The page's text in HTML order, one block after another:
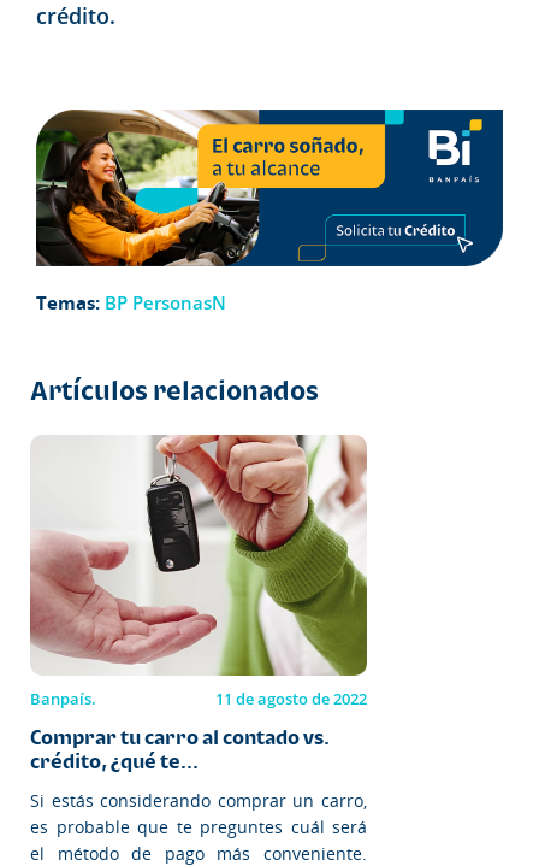
crédito.
Temas: BP PersonasN
Artículos relacionados
Banpaís. 11 de agosto de 2022
Comprar tu carro al contado vs.
crédito, ¿qué te...
Si estás considerando comprar un carro,
es probable que te preguntes cuál será
el método de pago más conveniente.